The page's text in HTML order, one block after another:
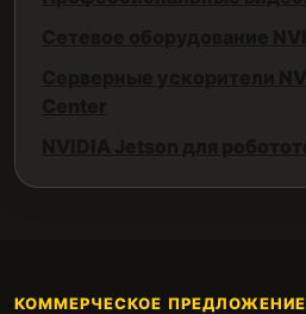
КОММЕРЧЕСКОЕ ПРЕДЛОЖЕНИЕ